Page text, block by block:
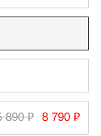
890 ₽ 8 790 ₽